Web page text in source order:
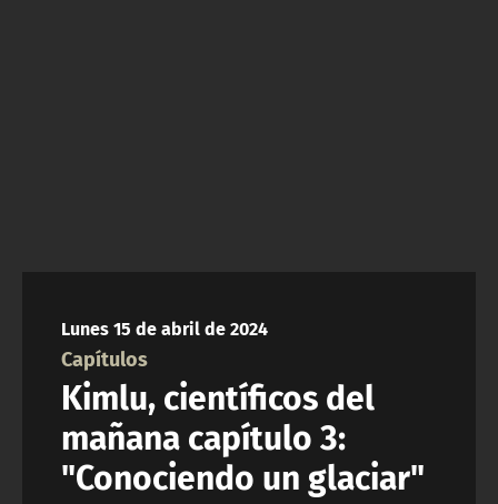
Lunes 15 de abril de 2024
Capítulos
Kimlu, científicos del
mañana capítulo 3:
"Conociendo un glaciar"